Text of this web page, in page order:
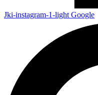
Jki-instagram-1-light Google